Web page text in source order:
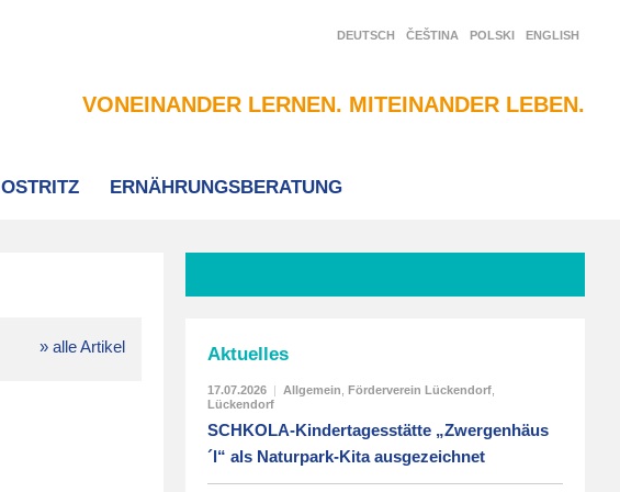
DEUTSCH ČEŠTINA POLSKI ENGLISH
VONEINANDER LERNEN. MITEINANDER LEBEN.
OSTRITZ ERNÄHRUNGSBERATUNG
» alle Artikel Aktuelles
17.07.2026 | Allgemein Förderverein Lückendorf
Lückendorf
SCHKOLA-Kindertagesstätte „Zwergenhäus
´l“ als Naturpark-Kita ausgezeichnet